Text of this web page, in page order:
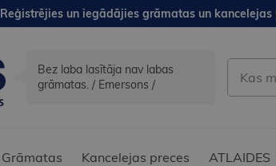
Reģistrējies un iegādājies grāmatas un
Bez laba lasītāja nav labas
grāmatas. / Emersons /
Grāmatas Kancelejas preces ATLAIDES